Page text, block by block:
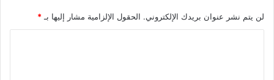
لن يتم نشر عنوان بريدك الإلكتروني. الحقول الإلزامية مشار إليها بـ *